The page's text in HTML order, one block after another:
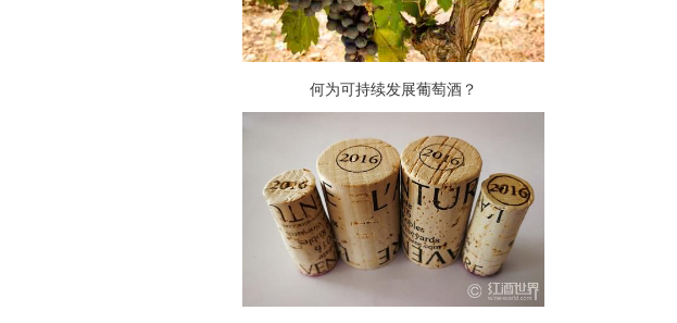
何为可持续发展葡萄酒？